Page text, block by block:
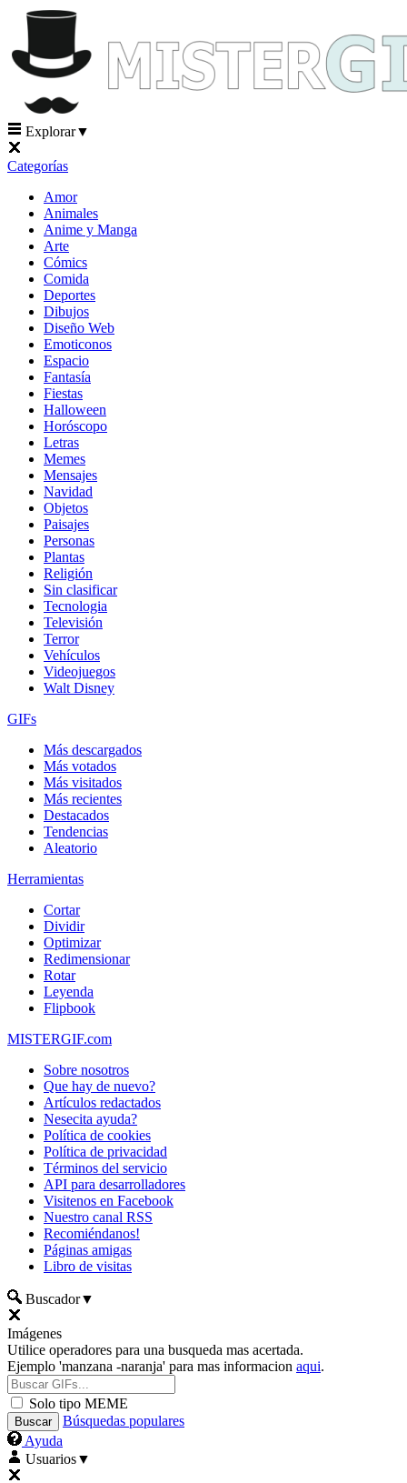
Explorar▼
Categorías
Amor
Animales
Anime y Manga
Arte
Cómics
Comida
Deportes
Dibujos
Diseño Web
Emoticonos
Espacio
Fantasía
Fiestas
Halloween
Horóscopo
Letras
Memes
Mensajes
Navidad
Objetos
Paisajes
Personas
Plantas
Religión
Sin clasificar
Tecnologia
Televisión
Terror
Vehículos
Videojuegos
Walt Disney
GIFs
Más descargados
Más votados
Más visitados
Más recientes
Destacados
Tendencias
Aleatorio
Herramientas
Cortar
Dividir
Optimizar
Redimensionar
Rotar
Leyenda
Flipbook
MISTERGIF.com
Sobre nosotros
Que hay de nuevo?
Artículos redactados
Nesecita ayuda?
Política de cookies
Política de privacidad
Términos del servicio
API para desarrolladores
Visitenos en Facebook
Nuestro canal RSS
Recomiéndanos!
Páginas amigas
Libro de visitas
Buscador▼
Imágenes
Utilice operadores para una busqueda mas acertada.
Ejemplo 'manzana -naranja' para mas informacion aqui.
Solo tipo MEME
Búsquedas populares
Ayuda
Usuarios▼